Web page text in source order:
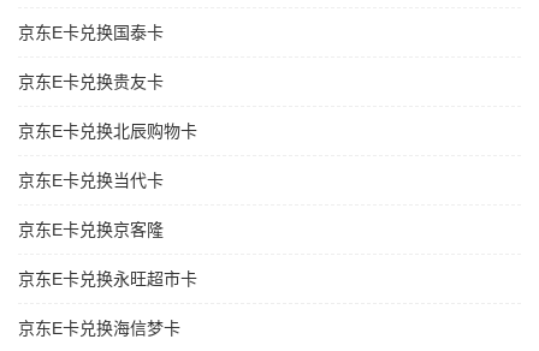
京东E卡兑换国泰卡
京东E卡兑换贵友卡
京东E卡兑换北辰购物卡
京东E卡兑换当代卡
京东E卡兑换京客隆
京东E卡兑换永旺超市卡
京东E卡兑换海信梦卡